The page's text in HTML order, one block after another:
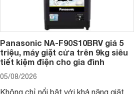
Panasonic NA-F90S10BRV giá 5
triệu, máy giặt cửa trên 9kg siêu
tiết kiệm điện cho gia đình
05/08/2026
Không chỉ nổi bật với khả năng giặt